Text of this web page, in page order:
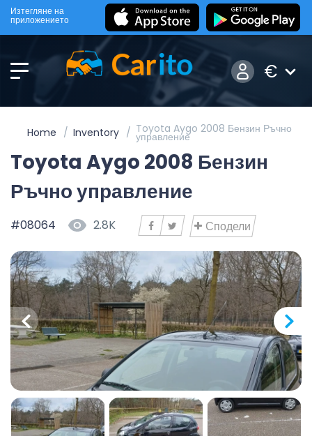
Изтегляне на
приложението
€
Home Inventory Toyota Aygo 2008 Бензин Ръчно
управление
Toyota Aygo 2008 Бензин
Ръчно управление
#08064 2.8K Сподели